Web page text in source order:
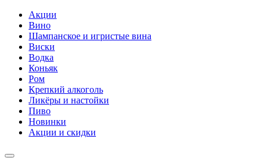
Акции
Вино
Шампанское и игристые вина
Виски
Водка
Коньяк
Ром
Крепкий алкоголь
Ликёры и настойки
Пиво
Новинки
Акции и скидки